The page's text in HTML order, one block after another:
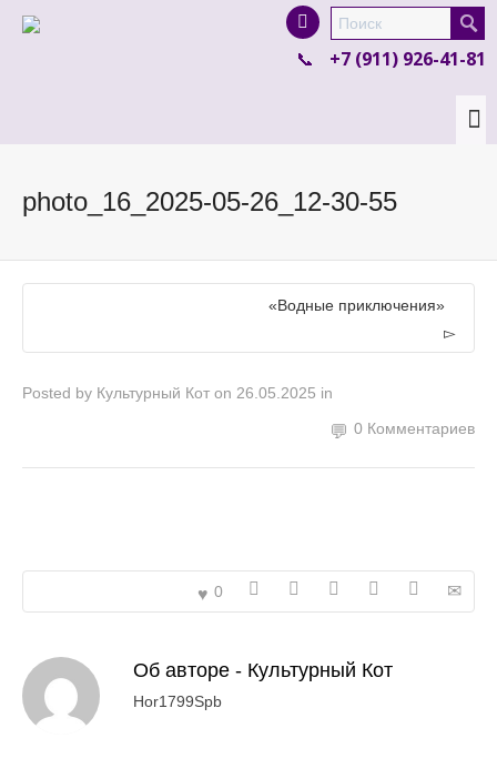
product in a size size .
colour items.
+7 (911) 926-41-81
photo_16_2025-05-26_12-30-55
«Водные приключения»
Posted by Культурный Кот on 26.05.2025 in
0 Комментариев
0
Об авторе - Культурный Кот
Hor1799Spb